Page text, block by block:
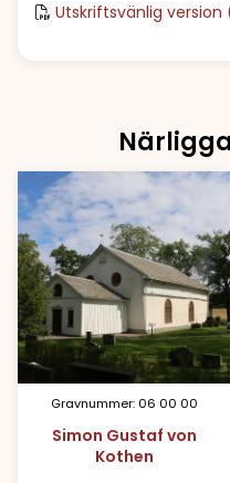
Utskriftsvänlig version
Gravnummer: 06 00 00
Simon Gustaf von
Kothen